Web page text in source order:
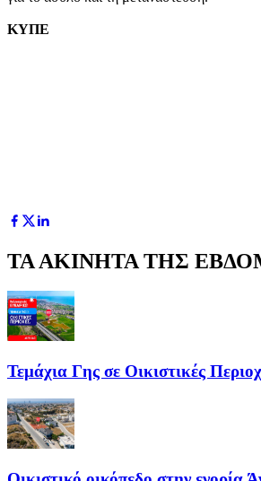
ΚΥΠΕ
ΤΑ ΑΚΙΝΗΤΑ ΤΗΣ
Τεμάχια Γης σε Οικιστικές